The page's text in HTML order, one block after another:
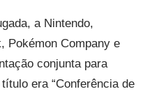
a Nintendo,
Pokémon Company e
conjunta para
era “Conferência de